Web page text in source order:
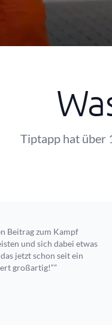
Tiptapp hat über
Beitrag zum Kampf
und sich dabei etwas
jetzt schon seit ein
großartig!“”